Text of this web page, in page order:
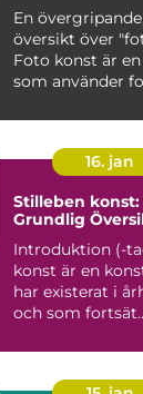
En
översikt över
Foto konst är
som använder
16. jan
Stilleben konst:
Grundlig
Introduktion (-tag)
konst är en
har existerat i
och som